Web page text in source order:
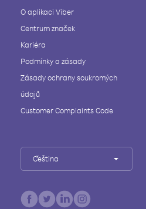
O aplikaci Viber
Centrum značek
Kariéra
Podmínky a zásady
Zásady ochrany soukromých
údajů
Customer Complaints Code
Čeština